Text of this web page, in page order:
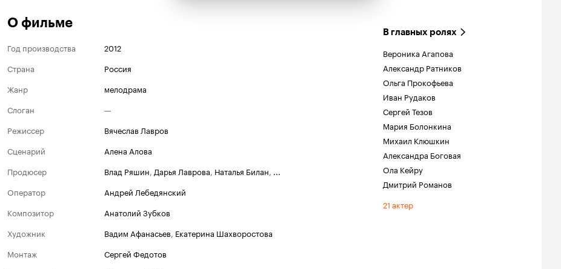
О фильме
Год производства
2012
Страна
Россия
Жанр
мелодрама
Слоган
—
Режиссер
Вячеслав Лавров
Сценарий
Алена Алова
Продюсер
Влад Ряшин, Дарья Лаврова, Наталья Билан, ...
Оператор
Андрей Лебедянский
Композитор
Анатолий Зубков
Художник
Вадим Афанасьев, Екатерина Шахворостова
Монтаж
Сергей Федотов
В главных ролях
Вероника Агапова
Александр Ратников
Ольга Прокофьева
Иван Рудаков
Сергей Тезов
Мария Болонкина
Михаил Клюшкин
Александра Боговая
Ола Кейру
Дмитрий Романов
21 актер